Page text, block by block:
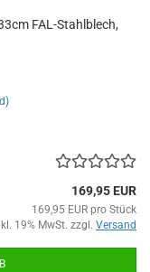
FAL-Stahlblech,
169,95 EUR
169,95 EUR pro Stück
19% MwSt. zzgl. Versand